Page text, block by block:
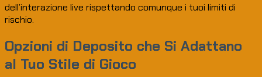
dell’interazione live rispettando comunque i tuoi limiti di
rischio.
Opzioni di Deposito che Si Adattano
al Tuo Stile di Gioco